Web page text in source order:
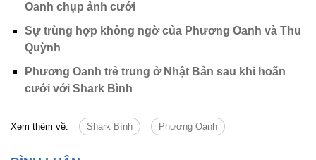
Oanh chụp ảnh cưới
Sự trùng hợp không ngờ của Phương Oanh và Thu
Quỳnh
Phương Oanh trẻ trung ở Nhật Bản sau khi hoãn
cưới với Shark Bình
Xem thêm về: Shark Bình Phương Oanh